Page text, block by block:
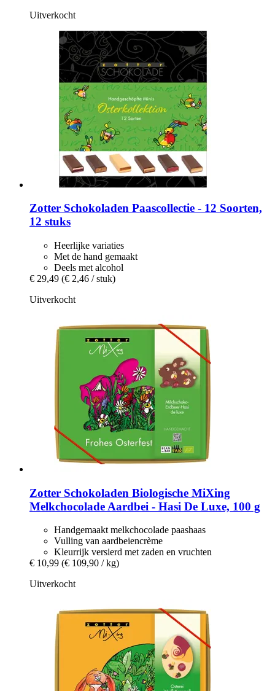
Uitverkocht
Zotter Schokoladen Paascollectie -​ 12 Soorten,
12 stuks
Heerlijke variaties
Met de hand gemaakt
Deels met alcohol
€ 29,49 (€ 2,46 / stuk)
Uitverkocht
Zotter Schokoladen Biologische MiXing
Melkchocolade Aardbei -​ Hasi De Luxe, 100 g
Handgemaakt melkchocolade paashaas
Vulling van aardbeiencrème
Kleurrijk versierd met zaden en vruchten
€ 10,99 (€ 109,90 / kg)
Uitverkocht